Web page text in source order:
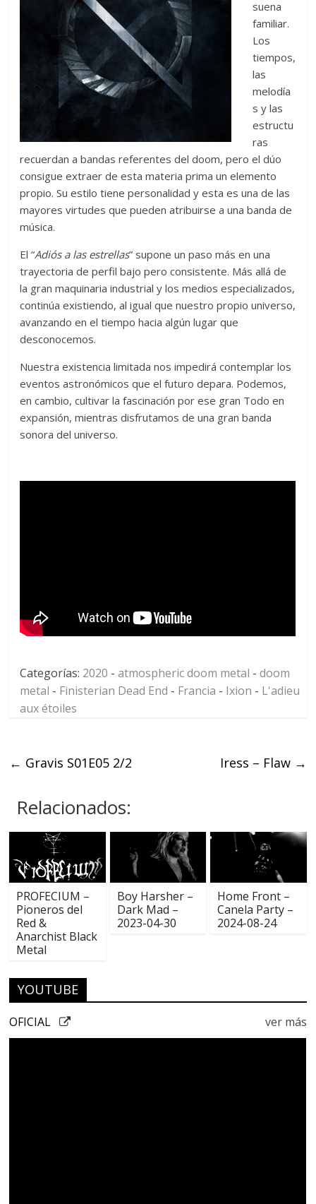
suena
familiar.
Los
tiempos,
las
melodía
s y las
estructu
ras
recuerdan a bandas referentes del doom, pero el dúo
consigue extraer de esta materia prima un elemento
propio. Su estilo tiene personalidad y esta es una de las
mayores virtudes que pueden atribuirse a una banda de
música.
El “Adiós a las estrellas” supone un paso más en una
trayectoria de perfil bajo pero consistente. Más allá de
la gran maquinaria industrial y los medios especializados,
continúa existiendo, al igual que nuestro propio universo,
avanzando en el tiempo hacia algún lugar que
desconocemos.
Nuestra existencia limitada nos impedirá contemplar los
eventos astronómicos que el futuro depara. Podemos,
en cambio, cultivar la fascinación por ese gran Todo en
expansión, mientras disfrutamos de una gran banda
sonora del universo.
Categorías: 2020 -atmospheric doom metal -doom
metal - Finisterian Dead End - Francia - Ixion - L'adieu
aux étoiles
← Gravis S01E05 2/2 Iress – Flaw →
Relacionados:
PROFECIUM –
Pioneros del
Red &
Anarchist Black
Metal
Boy Harsher –
Dark Mad –
2023-04-30
Home Front –
Canela Party –
2024-08-24
YOUTUBE
ver más
OFICIAL